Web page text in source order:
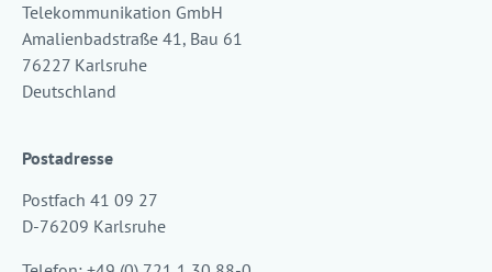
Telekommunikation GmbH
Amalienbadstraße 41, Bau 61
76227 Karlsruhe
Deutschland
Postadresse
Postfach 41 09 27
D-76209 Karlsruhe